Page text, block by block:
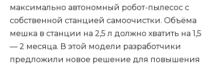
максимально автономный робот-пылесос с
собственной станцией самоочистки. Объёма
мешка в станции на 2,5 л должно хватить на 1,5
— 2 месяца. В этой модели разработчики
предложили новое решение для повышения